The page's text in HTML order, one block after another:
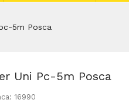
5m Posca
Uni Pc-5m Posca
16990